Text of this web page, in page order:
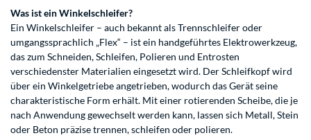
Was ist ein Winkelschleifer?
Ein Winkelschleifer – auch bekannt als Trennschleifer oder
umgangssprachlich „Flex“ – ist ein handgeführtes Elektrowerkzeug,
das zum Schneiden, Schleifen, Polieren und Entrosten
verschiedenster Materialien eingesetzt wird. Der Schleifkopf wird
über ein Winkelgetriebe angetrieben, wodurch das Gerät seine
charakteristische Form erhält. Mit einer rotierenden Scheibe, die je
nach Anwendung gewechselt werden kann, lassen sich Metall, Stein
oder Beton präzise trennen, schleifen oder polieren.